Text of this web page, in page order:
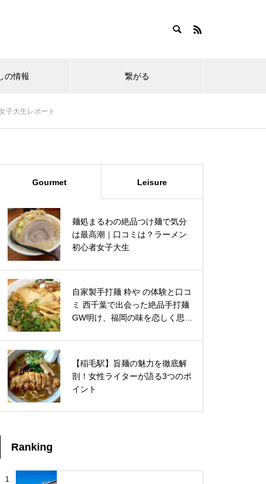
の情報 繋がる
【閉店速報】稲毛安楽亭が閉店
ングTOP５
エリア
えびすや 幸町店 を徹底レビュ
ー ３つの特徴 口コミ・評価
子大生レポート
Gourmet Leisure
麺処まるわの絶品つけ麺で気分
は最高潮｜口コミは？ラーメン
初心者女子大生
自家製手打麺 粋や の体験と口コ
ミ 西千葉で出会った絶品手打麺
GW明け、福岡の味を恋しく思い
【稲毛駅】旨麺の魅力を徹底解
剖！女性ライターが語る3つのポ
イント
【体験レビュー】SBCびーとる
ランド君津に行ってみた！！実
際の体験レビューと口コミ評価
千葉市 ドラゴンファーム の いち
ご狩り口コミ 料金 予約方法 駐車
場 品種 を徹底ガイド
ポケカ初心者教室 TSUTAYAに参
加したよ 稲毛の小学生以下の親
は必見！
Ranking
1